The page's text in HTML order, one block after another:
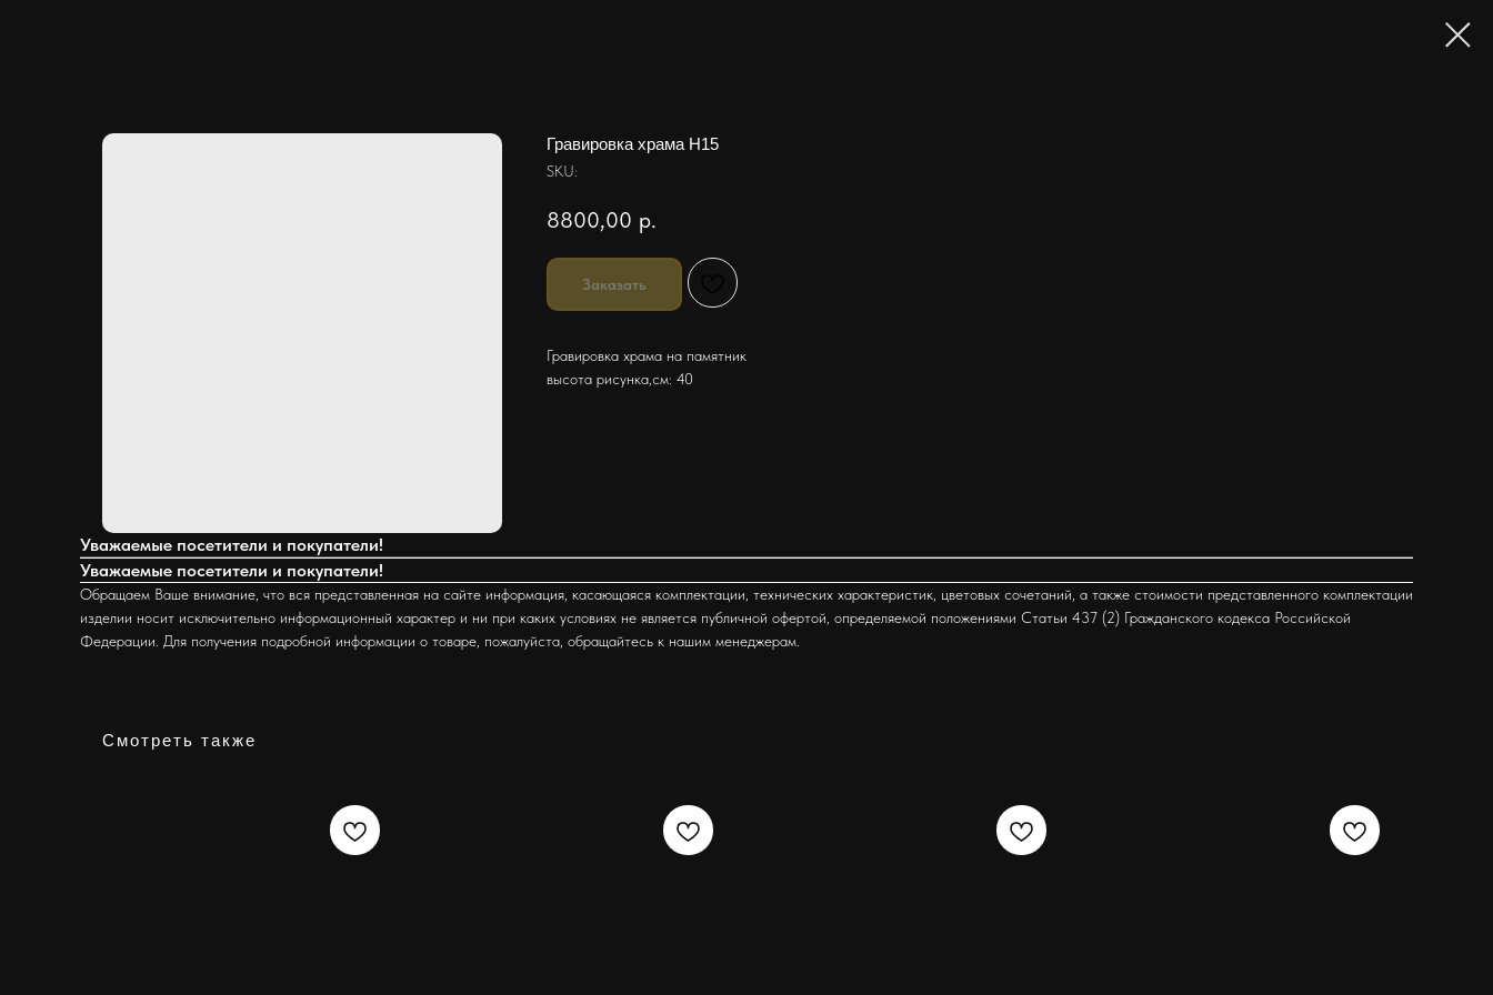
Гравировка храма H15
SKU:
8800,00 р.
Заказать
Гравировка храма на памятник
высота рисунка,см: 40
Уважаемые посетители и покупатели!
Уважаемые посетители и покупатели!
Обращаем Ваше внимание, что вся представленная на сайте информация, касающаяся комплектации, технических характеристик, цветовых сочетаний, а также стоимости представленного комплектации
изделии носит исключительно информационный характер и ни при каких условиях не является публичной офертой, определяемой положениями Статьи 437 (2) Гражданского кодекса Российской
Федерации. Для получения подробной информации о товаре, пожалуйста, обращайтесь к нашим менеджерам.
Смотреть также